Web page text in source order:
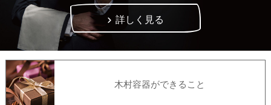
詳しく見る
木村容器ができること